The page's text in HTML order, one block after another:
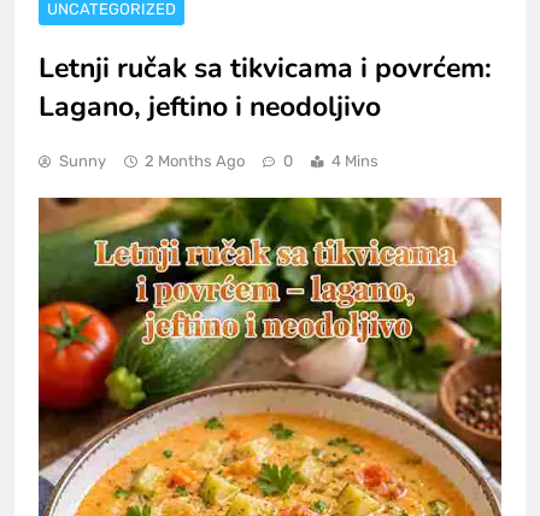
UNCATEGORIZED
Letnji ručak sa tikvicama i povrćem:
Lagano, jeftino i neodoljivo
Sunny 2 Months Ago 0 4 Mins